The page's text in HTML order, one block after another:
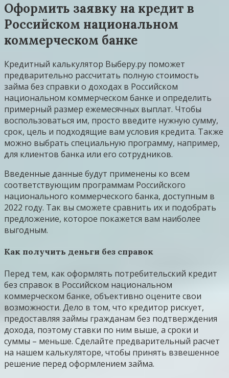
Оформить заявку на кредит в
Российском национальном
коммерческом банке
Кредитный калькулятор Выберу.ру поможет
предварительно рассчитать полную стоимость
займа без справки о доходах в Российском
национальном коммерческом банке и определить
примерный размер ежемесячных выплат. Чтобы
воспользоваться им, просто введите нужную сумму,
срок, цель и подходящие вам условия кредита. Также
можно выбрать специальную программу, например,
для клиентов банка или его сотрудников.
Введенные данные будут применены ко всем
соответствующим программам Российского
национального коммерческого банка, доступным в
2022 году. Так вы сможете сравнить их и подобрать
предложение, которое покажется вам наиболее
выгодным.
Как получить деньги без справок
Перед тем, как оформлять потребительский кредит
без справок в Российском национальном
коммерческом банке, объективно оцените свои
возможности. Дело в том, что кредитор рискует,
предоставляя займы гражданам без подтверждения
дохода, поэтому ставки по ним выше, а сроки и
суммы – меньше. Сделайте предварительный расчет
на нашем калькуляторе, чтобы принять взвешенное
решение перед оформлением займа.